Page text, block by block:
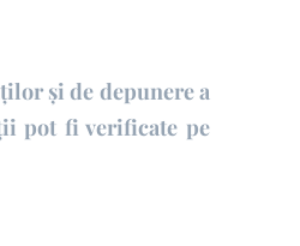
ților și de depunere a
ii pot fi verificate pe